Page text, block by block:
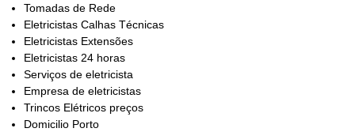
Tomadas de Rede
Eletricistas Calhas Técnicas
Eletricistas Extensões
Eletricistas 24 horas
Serviços de eletricista
Empresa de eletricistas
Trincos Elétricos preços
Domicilio Porto